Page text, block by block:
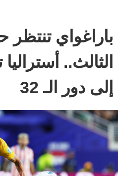
باراغواي تنتظر
الثالث..
إلى دور الـ 32